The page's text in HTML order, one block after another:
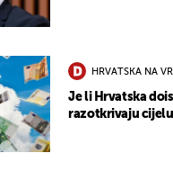
HRVATSKA NA
Je li Hrvatska
razotkrivaju